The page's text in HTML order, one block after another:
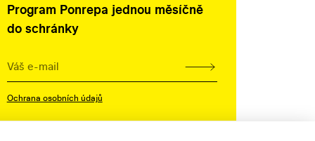
Program Ponrepa jednou měsíčně
do schránky
Ochrana osobních údajů